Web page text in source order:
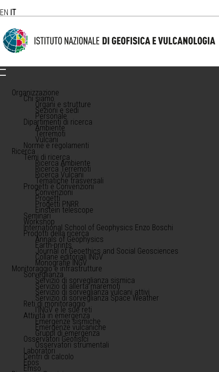
EN IT
Organizzazione
Chi siamo
Organi e strutture
Sezioni e sedi
Personale
Dipartimenti di ricerca
Ambiente
Terremoti
Vulcani
Norme e regolamenti
Ricerca
Temi di ricerca
Ricerca Ambiente
Ricerca Terremoti
Ricerca Vulcani
Tematiche trasversali
Progetti e Convenzioni
Convenzioni
Progetti
Progetti PNRR
Einstein telescope
Seminari
Workshop
International School of Geophysics Enzo Boschi
Prodotti della ricerca
Annals of Geophysics
Earth-prints
Journal of Geoethics and Social Geosciences
Collane editoriali INGV
Monografie INGV
Monitoraggio e infrastrutture
Sorveglianza
Servizio di sorveglianza sismica
Servizio di allerta maremoti
Servizio di sorveglianza vulcani attivi
Servizio di sorveglianza Space Weather
Reti di monitoraggio
l'INGV e le sue reti
Attività in emergenza
Emergenze sismiche
Emergenze vulcaniche
Gruppi di emergenza
Osservatori Geofisici
Osservatori strumentali
Laboratori
Centri di calcolo
Epos
Emso